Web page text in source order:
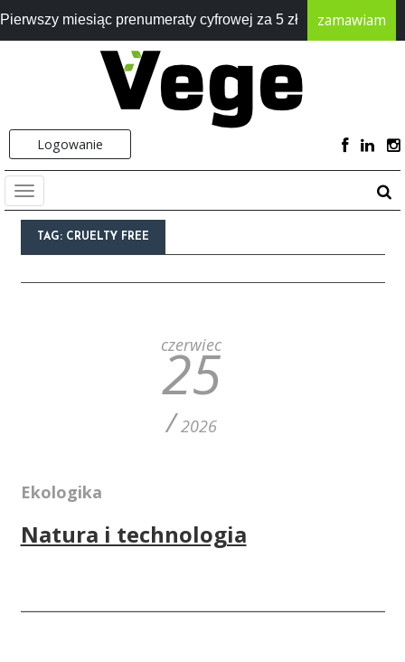
Pierwszy miesiąc prenumeraty cyfrowej za 5 zł zamawiam
Logowanie
TAG: CRUELTY FREE
czerwiec
25
/ 2026
Ekologika
Natura i technologia